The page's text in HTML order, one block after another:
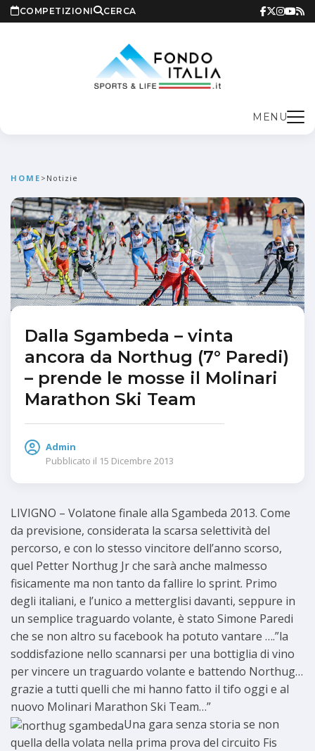
COMPETIZIONI CERCA
MENU
HOME > Notizie
Dalla Sgambeda – vinta
ancora da Northug (7° Paredi)
– prende le mosse il Molinari
Marathon Ski Team
Admin
Pubblicato il 15 Dicembre 2013
LIVIGNO – Volatone finale alla Sgambeda 2013. Come
da previsione, considerata la scarsa selettività del
percorso, e con lo stesso vincitore dell’anno scorso,
quel Petter Northug Jr che sarà anche malmesso
fisicamente ma non tanto da fallire lo sprint. Primo
degli italiani, e l’unico a metterglisi davanti, seppure in
un semplice traguardo volante, è stato Simone Paredi
che se non altro su facebook ha potuto vantare ….”la
soddisfazione nello scannarsi per una bottiglia di vino
per vincere un traguardo volante e battendo Northug…
grazie a tutti quelli che mi hanno fatto il tifo oggi e al
nuovo Molinari Marathon Ski Team…”
Una gara senza storia se non
quella della volata nella prima prova del circuito Fis